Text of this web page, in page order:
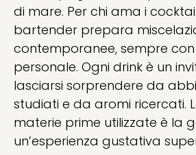
di mare. Per chi ama i
bartender prepara
contemporanee, sempre
personale. Ogni drink è un
lasciarsi sorprendere da
studiati e da aromi ricercati.
materie prime utilizzate è la
un’esperienza gustativa